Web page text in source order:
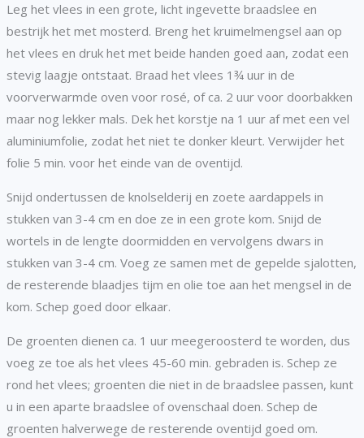
Leg het vlees in een grote, licht ingevette braadslee en
bestrijk het met mosterd. Breng het kruimelmengsel aan op
het vlees en druk het met beide handen goed aan, zodat een
stevig laagje ontstaat. Braad het vlees 1¾ uur in de
voorverwarmde oven voor rosé, of ca. 2 uur voor doorbakken
maar nog lekker mals. Dek het korstje na 1 uur af met een vel
aluminiumfolie, zodat het niet te donker kleurt. Verwijder het
folie 5 min. voor het einde van de oventijd.
Snijd ondertussen de knolselderij en zoete aardappels in
stukken van 3-4 cm en doe ze in een grote kom. Snijd de
wortels in de lengte doormidden en vervolgens dwars in
stukken van 3-4 cm. Voeg ze samen met de gepelde sjalotten,
de resterende blaadjes tijm en olie toe aan het mengsel in de
kom. Schep goed door elkaar.
De groenten dienen ca. 1 uur meegeroosterd te worden, dus
voeg ze toe als het vlees 45-60 min. gebraden is. Schep ze
rond het vlees; groenten die niet in de braadslee passen, kunt
u in een aparte braadslee of ovenschaal doen. Schep de
groenten halverwege de resterende oventijd goed om.